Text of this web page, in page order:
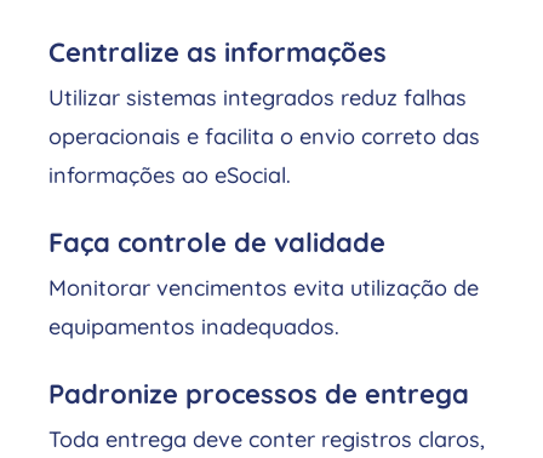
Centralize as informações
Utilizar sistemas integrados reduz falhas
operacionais e facilita o envio correto das
informações ao eSocial.
Faça controle de validade
Monitorar vencimentos evita utilização de
equipamentos inadequados.
Padronize processos de entrega
Toda entrega deve conter registros claros,